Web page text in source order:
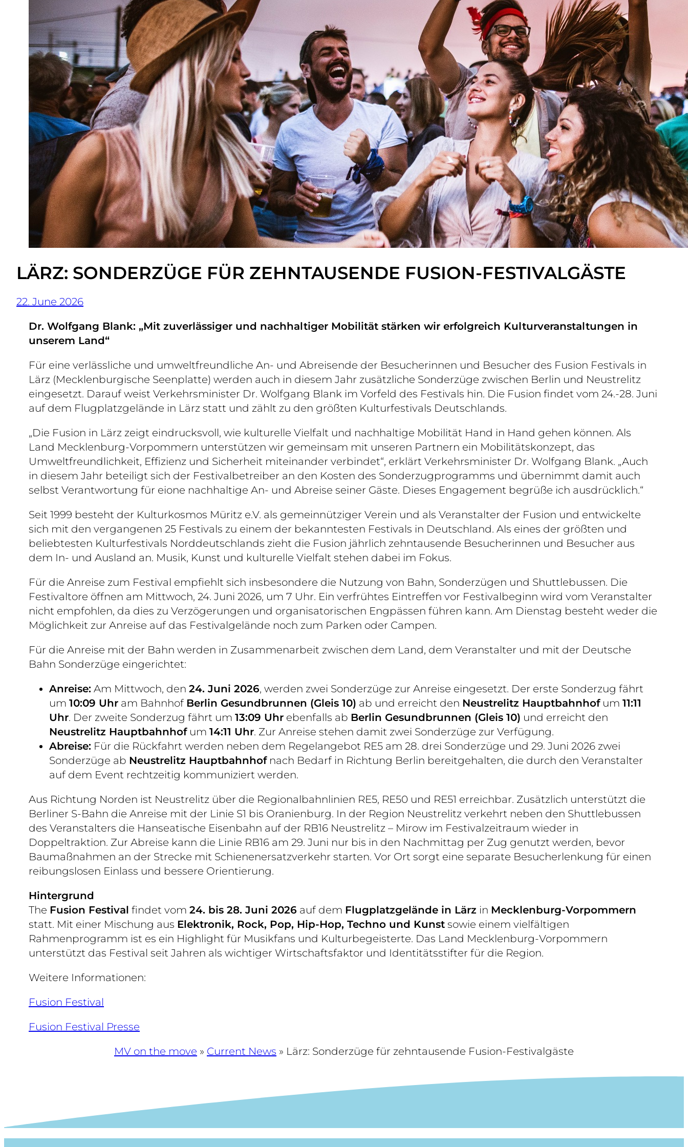
LÄRZ: SONDERZÜGE FÜR ZEHNTAUSENDE FUSION-FESTIVALGÄSTE
22. June 2026
Dr. Wolfgang Blank: „Mit zuverlässiger und nachhaltiger Mobilität stärken wir erfolgreich Kulturveranstaltungen in
unserem Land“
Für eine verlässliche und umweltfreundliche An- und Abreisende der Besucherinnen und Besucher des Fusion Festivals in
Lärz (Mecklenburgische Seenplatte) werden auch in diesem Jahr zusätzliche Sonderzüge zwischen Berlin und Neustrelitz
eingesetzt. Darauf weist Verkehrsminister Dr. Wolfgang Blank im Vorfeld des Festivals hin. Die Fusion findet vom 24.-28. Juni
auf dem Flugplatzgelände in Lärz statt und zählt zu den größten Kulturfestivals Deutschlands.
„Die Fusion in Lärz zeigt eindrucksvoll, wie kulturelle Vielfalt und nachhaltige Mobilität Hand in Hand gehen können. Als
Land Mecklenburg-Vorpommern unterstützen wir gemeinsam mit unseren Partnern ein Mobilitätskonzept, das
Umweltfreundlichkeit, Effizienz und Sicherheit miteinander verbindet“, erklärt Verkehrsminister Dr. Wolfgang Blank. „Auch
in diesem Jahr beteiligt sich der Festivalbetreiber an den Kosten des Sonderzugprogramms und übernimmt damit auch
selbst Verantwortung für eione nachhaltige An- und Abreise seiner Gäste. Dieses Engagement begrüße ich ausdrücklich.“
Seit 1999 besteht der Kulturkosmos Müritz e.V. als gemeinnütziger Verein und als Veranstalter der Fusion und entwickelte
sich mit den vergangenen 25 Festivals zu einem der bekanntesten Festivals in Deutschland. Als eines der größten und
beliebtesten Kulturfestivals Norddeutschlands zieht die Fusion jährlich zehntausende Besucherinnen und Besucher aus
dem In- und Ausland an. Musik, Kunst und kulturelle Vielfalt stehen dabei im Fokus.
Für die Anreise zum Festival empfiehlt sich insbesondere die Nutzung von Bahn, Sonderzügen und Shuttlebussen. Die
Festivaltore öffnen am Mittwoch, 24. Juni 2026, um 7 Uhr. Ein verfrühtes Eintreffen vor Festivalbeginn wird vom Veranstalter
nicht empfohlen, da dies zu Verzögerungen und organisatorischen Engpässen führen kann. Am Dienstag besteht weder die
Möglichkeit zur Anreise auf das Festivalgelände noch zum Parken oder Campen.
Für die Anreise mit der Bahn werden in Zusammenarbeit zwischen dem Land, dem Veranstalter und mit der Deutsche
Bahn Sonderzüge eingerichtet:
Anreise: Am Mittwoch, den 24. Juni 2026, werden zwei Sonderzüge zur Anreise eingesetzt. Der erste Sonderzug fährt
um 10:09 Uhr am Bahnhof Berlin Gesundbrunnen (Gleis 10) ab und erreicht den Neustrelitz Hauptbahnhofum 11:11
Uhr. Der zweite Sonderzug fährt um 13:09 Uhr ebenfalls ab Berlin Gesundbrunnen (Gleis 10) und erreicht den
Neustrelitz Hauptbahnhofum 14:11 Uhr. Zur Anreise stehen damit zwei Sonderzüge zur Verfügung.
Abreise: Für die Rückfahrt werden neben dem Regelangebot RE5 am 28. drei Sonderzüge und 29. Juni 2026 zwei
Sonderzüge ab Neustrelitz Hauptbahnhofnach Bedarf in Richtung Berlin bereitgehalten, die durch den Veranstalter
auf dem Event rechtzeitig kommuniziert werden.
Aus Richtung Norden ist Neustrelitz über die Regionalbahnlinien RE5, RE50 und RE51 erreichbar. Zusätzlich unterstützt die
Berliner S-Bahn die Anreise mit der Linie S1 bis Oranienburg. In der Region Neustrelitz verkehrt neben den Shuttlebussen
des Veranstalters die Hanseatische Eisenbahn auf der RB16 Neustrelitz – Mirow im Festivalzeitraum wieder in
Doppeltraktion. Zur Abreise kann die Linie RB16 am 29. Juni nur bis in den Nachmittag per Zug genutzt werden, bevor
Baumaßnahmen an der Strecke mit Schienenersatzverkehr starten. Vor Ort sorgt eine separate Besucherlenkung für einen
reibungslosen Einlass und bessere Orientierung.
Hintergrund
The Fusion Festival findet vom 24. bis 28. Juni 2026 auf dem Flugplatzgelände in Lärz in Mecklenburg-Vorpommern
statt. Mit einer Mischung aus Elektronik, Rock, Pop, Hip-Hop, Techno und Kunst sowie einem vielfältigen
Rahmenprogramm ist es ein Highlight für Musikfans und Kulturbegeisterte. Das Land Mecklenburg-Vorpommern
unterstützt das Festival seit Jahren als wichtiger Wirtschaftsfaktor und Identitätsstifter für die Region.
Weitere Informationen:
Fusion Festival
Fusion Festival Presse
MV on the move » Current News » Lärz: Sonderzüge für zehntausende Fusion-Festivalgäste